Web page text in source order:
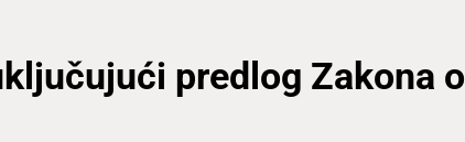
predlog Zakona o